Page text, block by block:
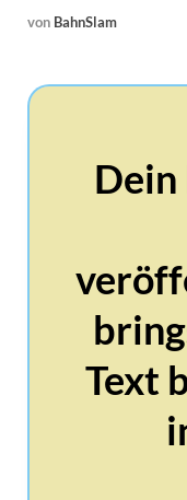
von BahnSlam
Dein
Text